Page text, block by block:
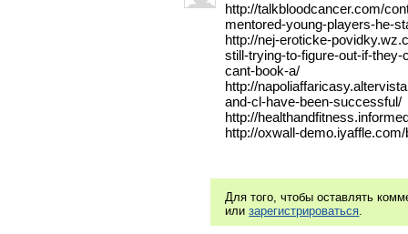
http://talkbloodcancer.com/
mentored-young-players-he-
http://nej-eroticke-
still-trying-to-figure-out-if-
cant-book-a/
http://
and-cl-have-been-successful/
http://
http://oxwall-
Для того, чтобы оставлять
илизарегистрироваться